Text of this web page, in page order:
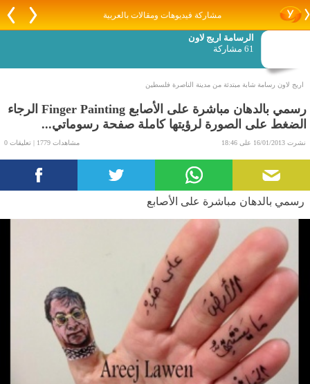
مشاركة فيديوهات ومقالات بالعربية
الرسامة اريج لاون
61 مشاركة
اريج لاون رسامة شابة مبتدئة من مدينة الناصرة فلسطين
رسمي بالدهان مباشرة على الأصابع Finger Painting الرجاء
الضغط على الصورة لرؤيتها كاملة صفحة رسوماتي...
نشرت 16/01/2013 على 18:46 مشاهدات 1779 | تعليقات 0
رسمي بالدهان مباشرة على الأصابع